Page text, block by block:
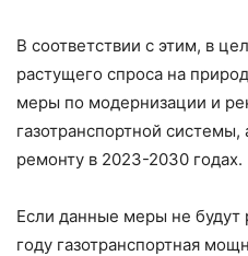
В соответствии с этим, в
растущего спроса на
меры по модернизации и
газотранспортной
ремонту в 2023-2030 годах.
Если данные меры не будут
году газотранспортная